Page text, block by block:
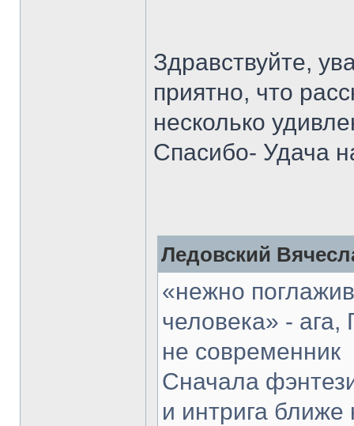
Здравствуйте,
приятно, что
несколько
Спасибо- Удача
Ледовский
«нежно
человека» -
не современник
Сначала
и интрига ближе